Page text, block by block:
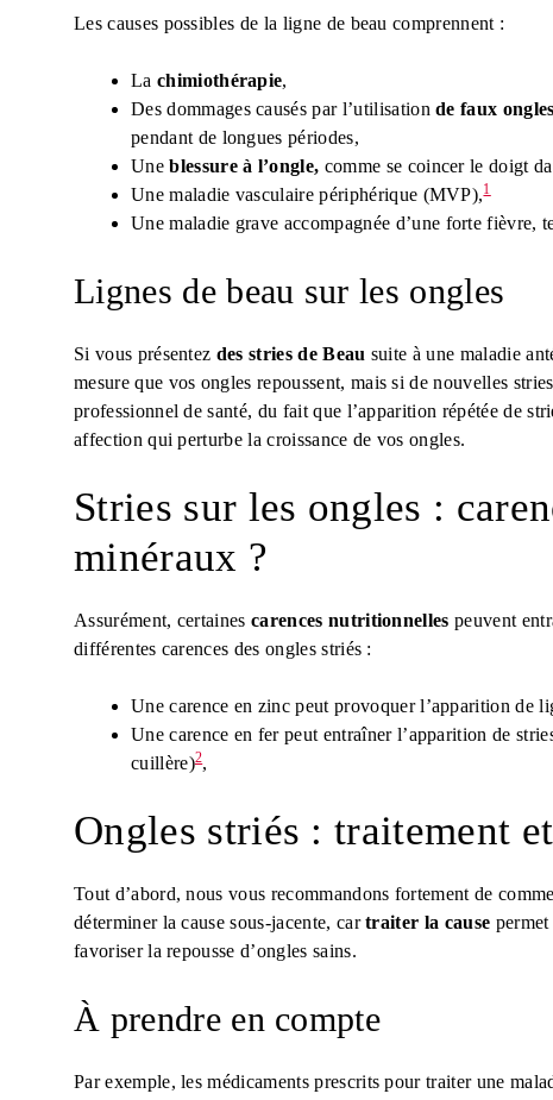
Les causes possibles de la ligne de beau comprennent :
La chimiothérapie,
Des dommages causés par l’utilisationde faux ongles
pendant de longues périodes,
Uneblessure à l’ongle, comme se coincer le doigt
Une maladie vasculaire périphérique (MVP),1
Une maladie grave accompagnée d’une forte fièvre,
Lignes de beau sur les ongles
Si vous présentez des stries de Beau suite à une maladie
mesure que vos ongles repoussent, mais si de nouvelles
professionnel de santé, du fait que l’apparition répétée de
affection qui perturbe la croissance de vos ongles.
Stries sur les ongles :
minéraux ?
Assurément, certainescarences nutritionnellespeuvent
différentes carences des ongles striés :
Une carence en zinc peut provoquer l’apparition de
Une carence en fer peut entraîner l’apparition de
cuillère)2,
Ongles striés : traitement
Tout d’abord, nous vous recommandons fortement de
déterminer la cause sous-jacente, cartraiter la cause
favoriser la repousse d’ongles sains.
À prendre en compte
Par exemple, les médicaments prescrits pour traiter une